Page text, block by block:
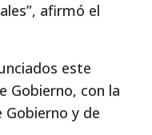
afirmó el
este
Gobierno, con la
y de